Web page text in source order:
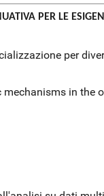
PER LE
per
in the